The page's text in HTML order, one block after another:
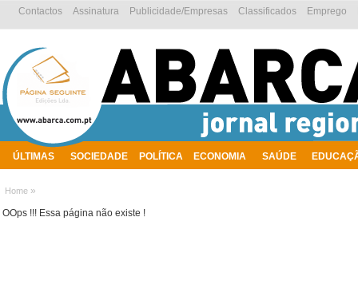
ÚLTIMAS SOCIEDADE POLÍTICA ECONOMIA SAÚDE
Emprego
Classificados
Publicidade/Empresas
Assinatura
Contactos
Home »
OOps !!! Essa página não existe !